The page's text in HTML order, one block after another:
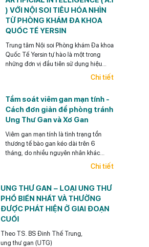
) VỚI NỘI SOI TIÊU HÓA NHÌN
TỪ PHÒNG KHÁM ĐA KHOA
QUỐC TẾ YERSIN
Trung tâm Nội soi Phòng khám Đa khoa
Quốc Tế Yersin tự hào là một trong
những đơn vị đầu tiên sử dụng hiệu
quả AI trong Nội soi tiêu hóa ở Việt
Chi tiết
Tầm soát viêm gan mạn tính -
Cách đơn giản để phòng tránh
Ung Thư Gan và Xơ Gan
Viêm gan mạn tính là tình trạng tổn
thương tế bào gan kéo dài trên 6
tháng, do nhiều nguyên nhân khác
nhau, trong đó thường gặp nhất là viêm
gan nhiễm mỡ.
Chi tiết
UNG THƯ GAN – LOẠI UNG THƯ
PHỔ BIẾN NHẤT VÀ THƯỜNG
ĐƯỢC PHÁT HIỆN Ở GIAI ĐOẠN
CUỐI
Theo TS. BS Đinh Thế Trung,
ung thư gan (UTG)